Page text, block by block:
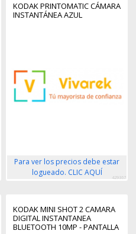
KODAK PRINTOMATIC CÁMARA
INSTANTÁNEA AZUL
Para ver los precios debe estar
logueado. CLIC AQUÍ
429367
KODAK MINI SHOT 2 CAMARA
DIGITAL INSTANTANEA
BLUETOOTH 10MP - PANTALLA